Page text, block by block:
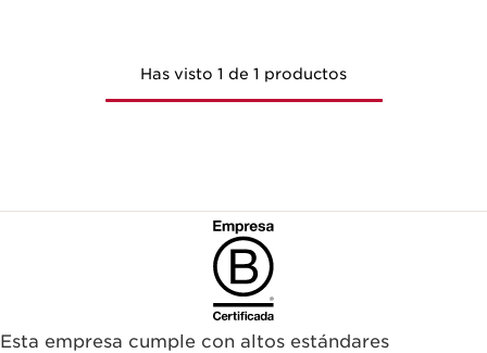
Has visto 1 de 1 productos
Esta empresa cumple con altos estándares